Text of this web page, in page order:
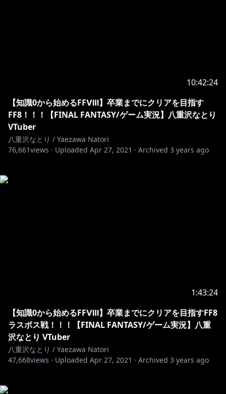
10:42:24
【知識0から始めるFFⅧ】卒業までにクリアを目指す
FF8！！！【FINAL FANTASY/ゲーム実況】八重沢なとり
VTuber
八重沢なとり / Yaezawa Natori
76,661views · Uploaded Apr 27, 2021 · Archived 3 years ago
1:43:24
【知識0から始めるFFⅧ】卒業までにクリアを目指すFF8
ラスボス戦！！！【FINAL FANTASY/ゲーム実況】八重
沢なとり VTuber
八重沢なとり / Yaezawa Natori
47,668views · Uploaded Apr 27, 2021 · Archived 3 years ago